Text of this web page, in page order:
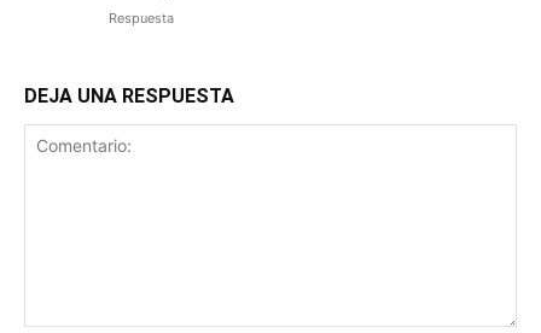
Respuesta
DEJA UNA RESPUESTA